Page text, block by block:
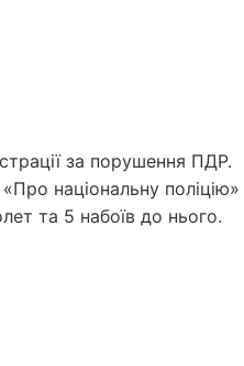
за порушення ПДР.
національну поліцію»
та 5 набоїв до нього.